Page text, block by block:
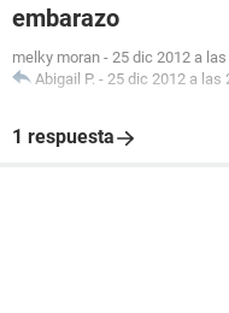
embarazo
melky moran - 25 dic 2012 a
Abigail P. - 25 dic 2012 a las
1 respuesta